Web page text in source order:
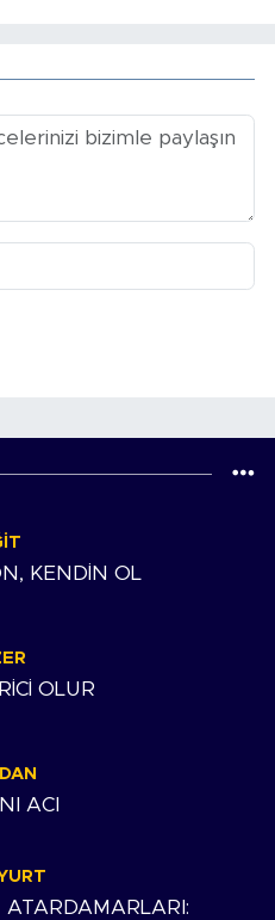
KENDİN OL
OLUR
ACI
ATARDAMARLARI: